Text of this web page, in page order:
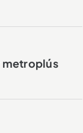
metroplús